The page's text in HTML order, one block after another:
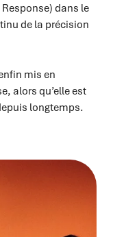
dans le
de la précision
mis en
alors qu’elle est
longtemps.